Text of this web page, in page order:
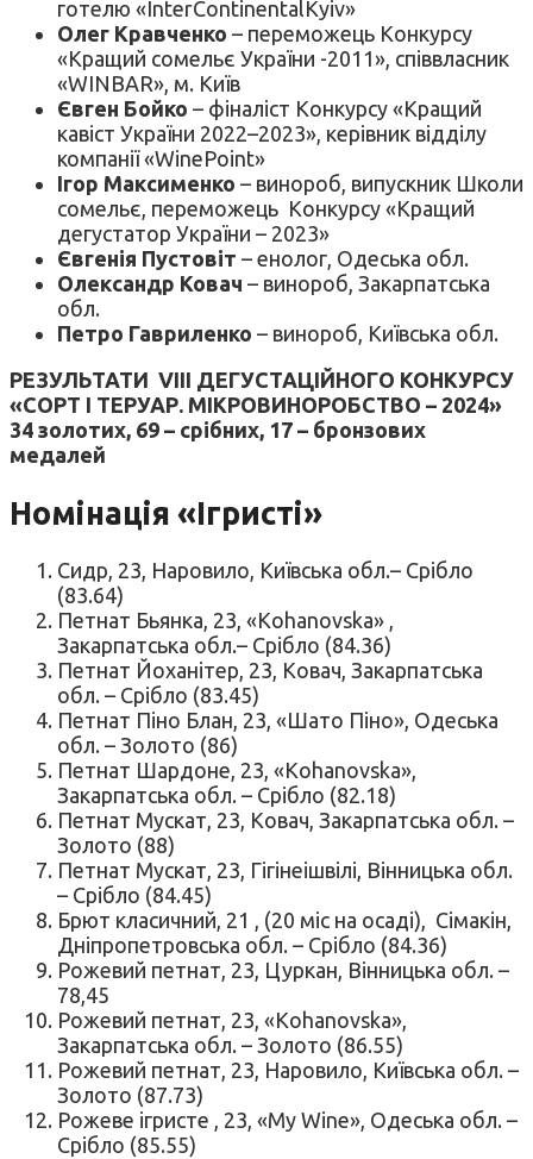
готелю «InterContinentalKyiv»
Олег Кравченко – переможець Конкурсу
«Кращий сомельє України -2011», співвласник
«WINBAR», м. Київ
Євген Бойко – фіналіст Конкурсу «Кращий
кавіст України 2022–2023», керівник відділу
компанії «WinePoint»
Ігор Максименко – винороб, випускник Школи
сомельє, переможець Конкурсу «Кращий
дегустатор України – 2023»
Євгенія Пустовіт – енолог, Одеська обл.
Олександр Ковач – винороб, Закарпатська
обл.
Петро Гавриленко – винороб, Київська обл.
РЕЗУЛЬТАТИ VIII ДЕГУСТАЦІЙНОГО КОНКУРСУ
«СОРТ І ТЕРУАР. МІКРОВИНОРОБСТВО – 2024»
34 золотих, 69 – срібних, 17 – бронзових
медалей
Номінація «Ігристі»
Сидр, 23, Наровило, Київська обл.– Срібло
(83.64)
Петнат Бьянка, 23, «Kohanovska» ,
Закарпатська обл.– Срібло (84.36)
Петнат Йоханітер, 23, Ковач, Закарпатська
обл. – Срібло (83.45)
Петнат Піно Блан, 23, «Шато Піно», Одеська
обл. – Золото (86)
Петнат Шардоне, 23, «Kohanovska»,
Закарпатська обл. – Срібло (82.18)
Петнат Мускат, 23, Ковач, Закарпатська обл. –
Золото (88)
Петнат Мускат, 23, Гігінеішвілі, Вінницька обл.
– Срібло (84.45)
Брют класичний, 21 , (20 міс на осаді), Сімакін,
Дніпропетровська обл. – Срібло (84.36)
Рожевий петнат, 23, Цуркан, Вінницька обл. –
78,45
Рожевий петнат, 23, «Kohanovska»,
Закарпатська обл. – Золото (86.55)
Рожевий петнат, 23, Наровило, Київська обл. –
Золото (87.73)
Рожеве ігристе , 23, «My Wine», Одеська обл. –
Срібло (85.55)